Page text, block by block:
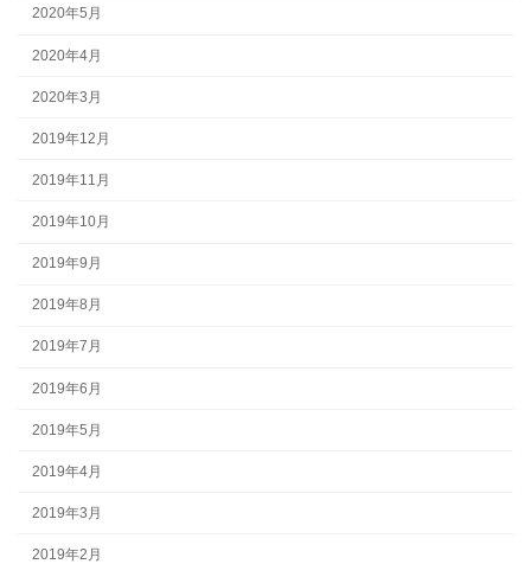
2020年5月
2020年4月
2020年3月
2019年12月
2019年11月
2019年10月
2019年9月
2019年8月
2019年7月
2019年6月
2019年5月
2019年4月
2019年3月
2019年2月